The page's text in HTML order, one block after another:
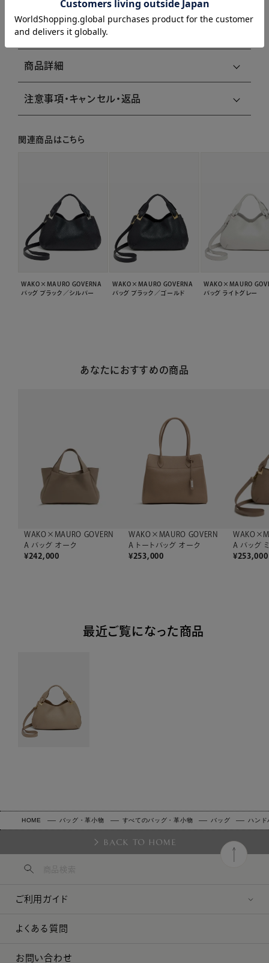
商品説明
商品詳細
注意事項・キャンセル・返品
関連商品はこちら
WAKO×MAURO GOVERNA
バッグ ブラック／シルバー
WAKO×MAURO GOVERNA
バッグ ブラック／ゴールド
WAKO×MAURO
バッグ ライトグレー
あなたにおすすめの商品
WAKO×MAURO GOVERN
A バッグ オーク
¥242,000
WAKO×MAURO GOVERN
A トートバッグ オーク
¥253,000
A バッグ
¥253,000
最近ご覧になった商品
HOME バッグ・革小物 すべてのバッグ・革小物 バッグ ハンド
BACK TO HOME
ご利用ガイド
よくある質問
お問い合わせ